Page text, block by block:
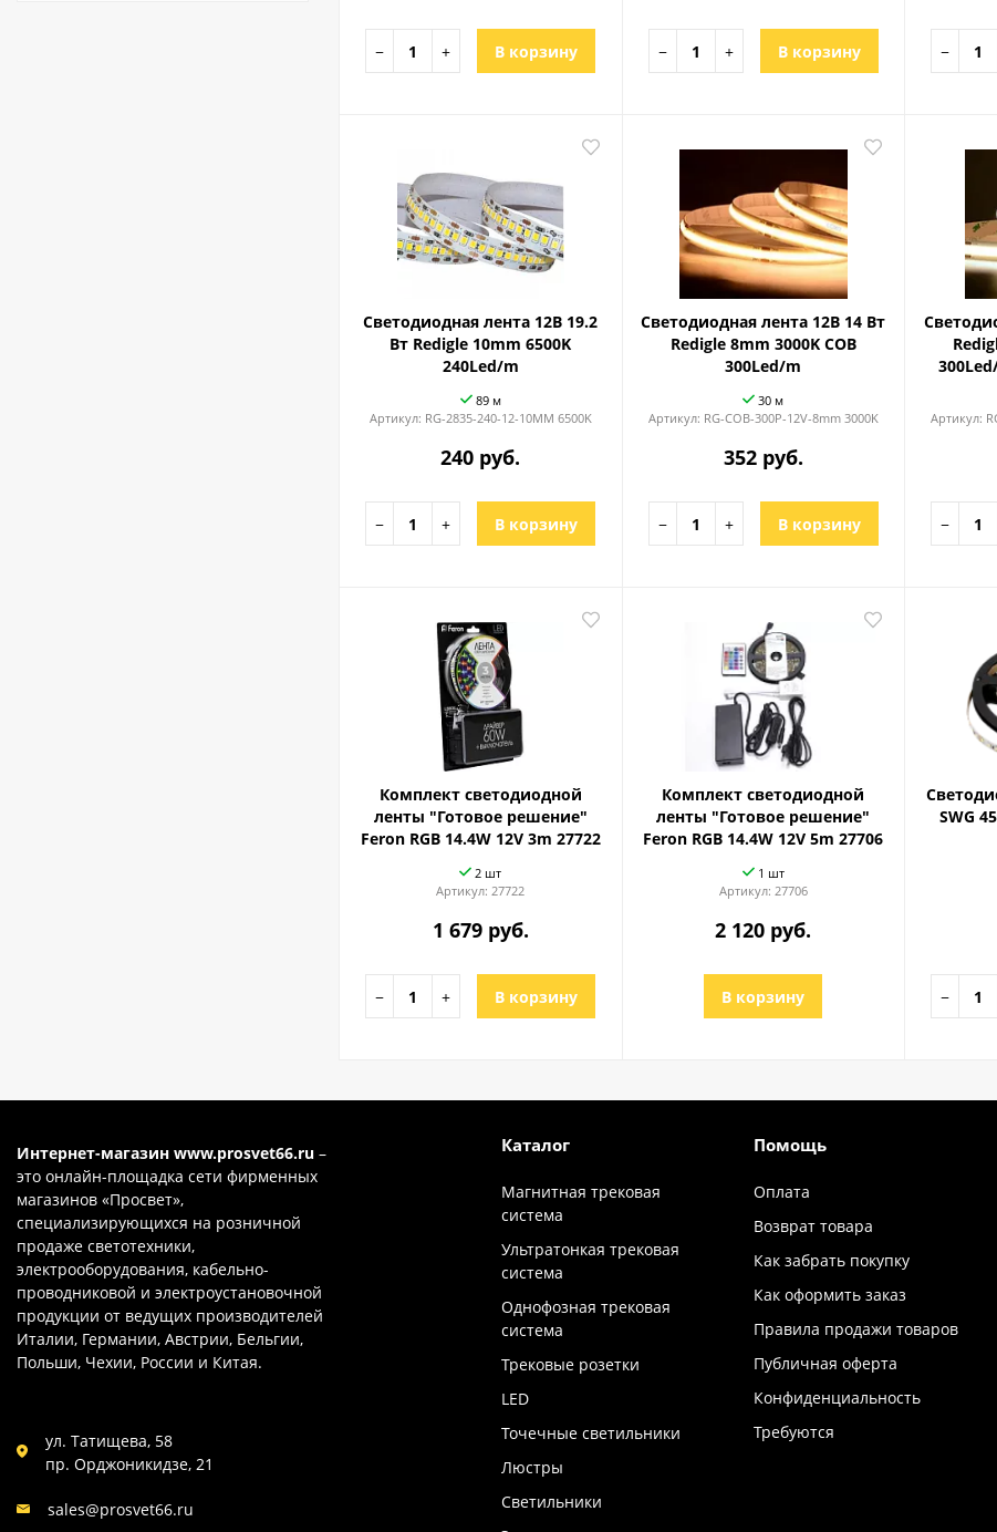
− + В корзину − + В корзину −
Светодиодная лента 12В 19.2
Вт Redigle 10mm 6500K
240Led/m
89 м
Артикул: RG-2835-240-12-10MM 6500K
240 руб.
− + В корзину
Светодиодная лента 12В 14 Вт
Redigle 8mm 3000K COB
300Led/m
30 м
Артикул: RG-COB-300P-12V-8mm 3000K
352 руб.
− + В корзину
Артикул:
−
Комплект светодиодной
ленты "Готовое решение"
Feron RGB 14.4W 12V 3m 27722
2 шт
Артикул:27722
1 679 руб.
− + В корзину
Комплект светодиодной
ленты "Готовое решение"
Feron RGB 14.4W 12V 5m 27706
1 шт
Артикул: 27706
2 120 руб.
В корзину
SWG
−
Интернет-магазин www.prosvet66.ru –
это онлайн-площадка сети фирменных
магазинов «Просвет»,
специализирующихся на розничной
продаже светотехники,
электрооборудования, кабельно-
проводниковой и электроустановочной
продукции от ведущих производителей
Италии, Германии, Австрии, Бельгии,
Польши, Чехии, России и Китая.
ул. Татищева, 58
пр. Орджоникидзе, 21
sales@prosvet66.ru
Каталог
Магнитная трековая
система
Ультратонкая трековая
система
Однофозная трековая
система
Трековые розетки
LED
Точечные светильники
Люстры
Светильники
Помощь
Оплата
Возврат товара
Как забрать покупку
Как оформить заказ
Правила продажи товаров
Публичная оферта
Конфиденциальность
Требуются